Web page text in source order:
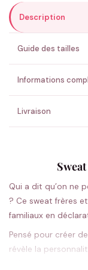
💚 Retour sous 24-
Description
Guide des tailles
Informations
Livraison
Qui a dit qu’on ne
? Ce sweat frères
familiaux en
Pensé pour créer
révèle la